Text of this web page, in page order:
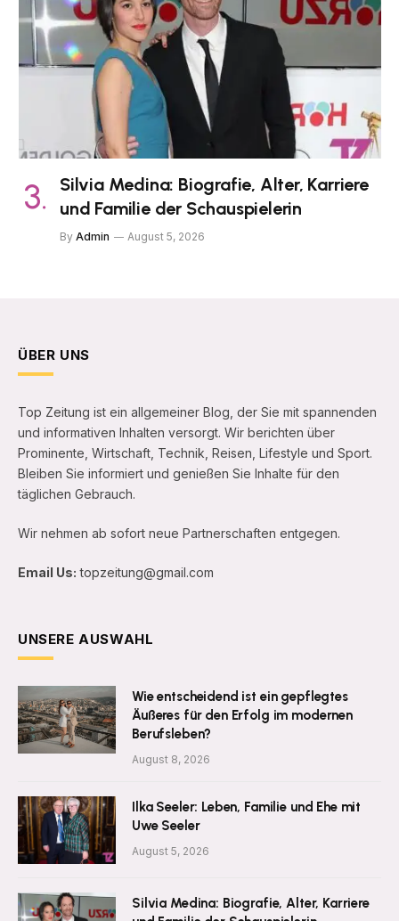
Silvia Medina: Biografie, Alter, Karriere
und Familie der Schauspielerin
By Admin August 5, 2026
ÜBER UNS
Top Zeitung ist ein allgemeiner Blog, der Sie mit spannenden
und informativen Inhalten versorgt. Wir berichten über
Prominente, Wirtschaft, Technik, Reisen, Lifestyle und Sport.
Bleiben Sie informiert und genießen Sie Inhalte für den
täglichen Gebrauch.
Wir nehmen ab sofort neue Partnerschaften entgegen.
Email Us: topzeitung@gmail.com
UNSERE AUSWAHL
Wie entscheidend ist ein gepflegtes
Äußeres für den Erfolg im modernen
Berufsleben?
August 8, 2026
Ilka Seeler: Leben, Familie und Ehe mit
Uwe Seeler
August 5, 2026
Silvia Medina: Biografie, Alter, Karriere